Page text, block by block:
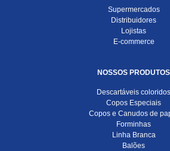
Supermercados
Distribuidores
Lojistas
E-commerce
NOSSOS PRODUTOS
Descartáveis coloridos
Copos Especiais
Copos e Canudos de
Forminhas
Linha Branca
Balões